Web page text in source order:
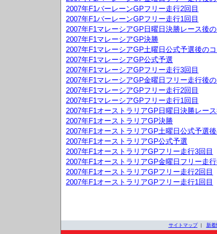
2007年F1バーレーンGPフリー走行2回目
2007年F1バーレーンGPフリー走行1回目
2007年F1マレーシアGP日曜日決勝レース後
2007年F1マレーシアGP決勝
2007年F1マレーシアGP土曜日公式予選後の
2007年F1マレーシアGP公式予選
2007年F1マレーシアGPフリー走行3回目
2007年F1マレーシアGP金曜日フリー走行後
2007年F1マレーシアGPフリー走行2回目
2007年F1マレーシアGPフリー走行1回目
2007年F1オーストラリアGP日曜日決勝レー
2007年F1オーストラリアGP決勝
2007年F1オーストラリアGP土曜日公式予選
2007年F1オーストラリアGP公式予選
2007年F1オーストラリアGPフリー走行3回目
2007年F1オーストラリアGP金曜日フリー走
2007年F1オーストラリアGPフリー走行2回目
2007年F1オーストラリアGPフリー走行1回目
サイトマップ| 新着